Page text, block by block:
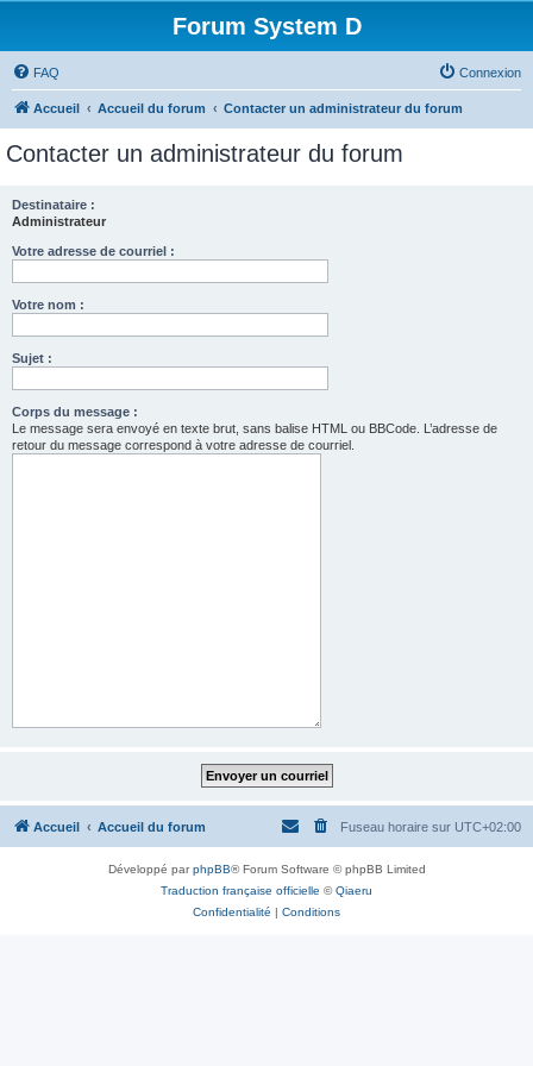
Forum System D
FAQ Connexion
Accueil Accueil du forum Contacter un administrateur du forum
Contacter un administrateur du forum
Destinataire :
Administrateur
Votre adresse de courriel :
Votre nom :
Sujet :
Corps du message :
Le message sera envoyé en texte brut, sans balise HTML ou BBCode. L’adresse de
retour du message correspond à votre adresse de courriel.
Accueil Accueil du forum Fuseau horaire sur UTC+02:00
Développé parphpBB® Forum Software © phpBB Limited
Traduction française officielle ©Qiaeru
Confidentialité | Conditions